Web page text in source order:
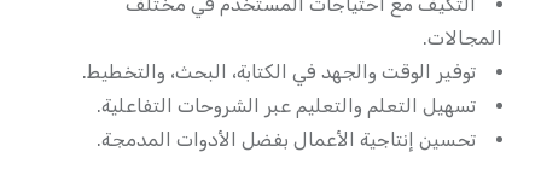
المجالات.
توفير الوقت والجهد في الكتابة، البحث، والتخطيط.
تسهيل التعلم والتعليم عبر الشروحات التفاعلية.
تحسين إنتاجية الأعمال بفضل الأدوات المدمجة.